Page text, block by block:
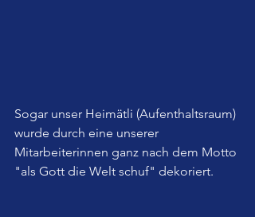
Sogar unser Heimätli (Aufenthaltsraum)
wurde durch eine unserer
Mitarbeiterinnen ganz nach dem Motto
"als Gott die Welt schuf" dekoriert.